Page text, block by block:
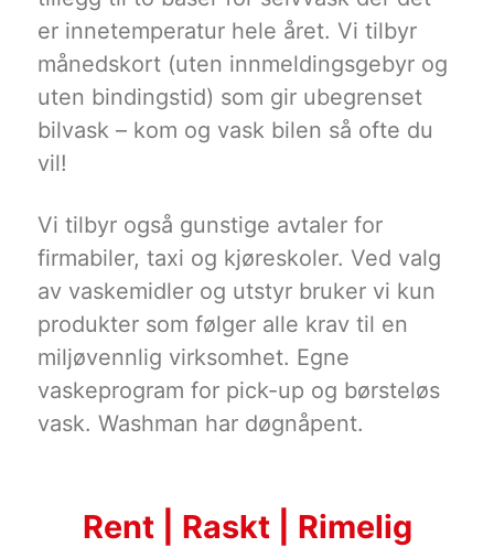
er innetemperatur hele året. Vi tilbyr
månedskort (uten innmeldingsgebyr og
uten bindingstid) som gir ubegrenset
bilvask – kom og vask bilen så ofte du
vil!
Vi tilbyr også gunstige avtaler for
firmabiler, taxi og kjøreskoler. Ved valg
av vaskemidler og utstyr bruker vi kun
produkter som følger alle krav til en
miljøvennlig virksomhet. Egne
vaskeprogram for pick-up og børsteløs
vask. Washman har døgnåpent.
Rent | Raskt | Rimelig